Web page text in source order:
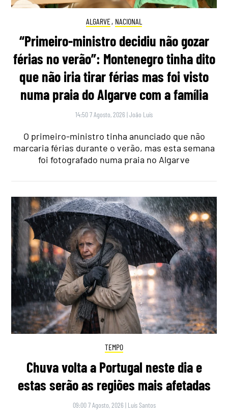
ALGARVE, NACIONAL
“Primeiro-ministro decidiu não gozar
férias no verão”: Montenegro tinha dito
que não iria tirar férias mas foi visto
numa praia do Algarve com a família
14:50 7 Agosto, 2026 |João Luís
O primeiro-ministro tinha anunciado que não
marcaria férias durante o verão, mas esta semana
foi fotografado numa praia no Algarve
TEMPO
Chuva volta a Portugal neste dia e
estas serão as regiões mais afetadas
09:00 7 Agosto, 2026 | Luís Santos